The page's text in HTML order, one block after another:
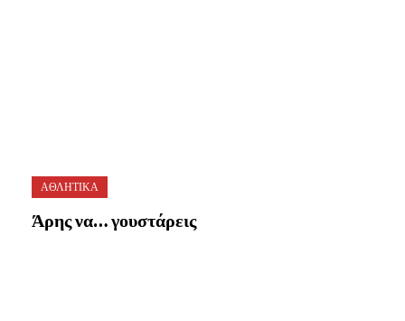
ΑΘΛΗΤΙΚΑ
Άρης να… γουστάρεις